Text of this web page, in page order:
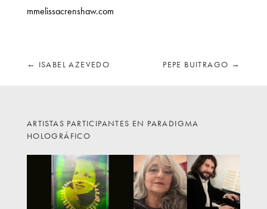
mmelissacrenshaw.com
← ISABEL AZEVEDO PEPE BUITRAGO →
ARTISTAS PARTICIPANTES EN PARADIGMA
HOLOGRÁFICO